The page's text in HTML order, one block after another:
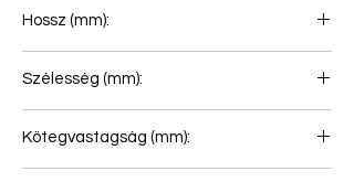
Hossz (mm):
Szélesség (mm):
Kötegvastagság (mm):